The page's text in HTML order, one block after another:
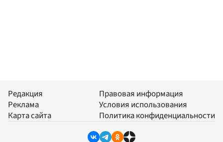
Редакция
Реклама
Карта сайта
Правовая информация
Условия использования
Политика конфиденциальности